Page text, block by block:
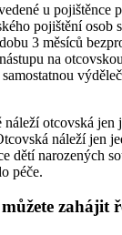
u pojištěnce
pojištění osob
3 měsíců
na
otcovská jen
náleží jen
dětí narozených
péče.
zahájit